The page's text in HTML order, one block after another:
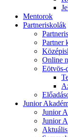
Mentorok
Partneriskolák
Partner
Online
Eötvös-
Junior
Junior
Junior